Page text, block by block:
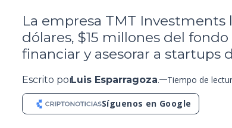
La empresa TMT
dólares, $15 millones del
financiar y asesorar a startups
Escrito porLuis Esparragoza. Tiempo de
Síguenos en Google